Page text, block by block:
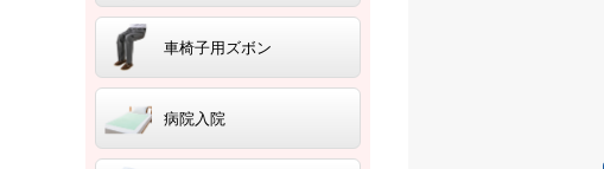
車椅子用ズボン
病院入院